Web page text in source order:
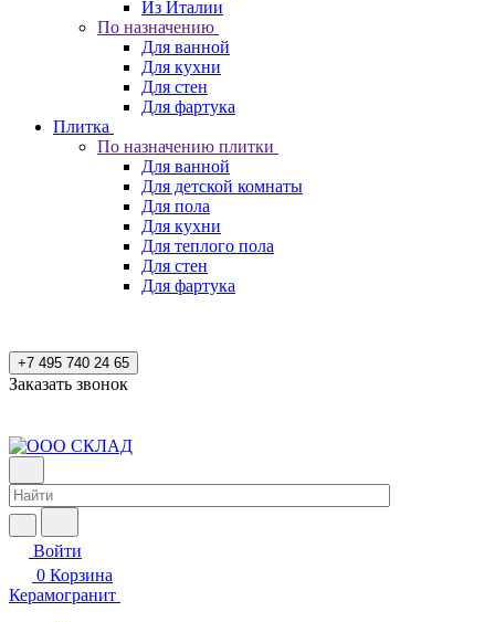
Из Италии
По назначению
Для ванной
Для кухни
Для стен
Для фартука
Плитка
По назначению плитки
Для ванной
Для детской комнаты
Для пола
Для кухни
Для теплого пола
Для стен
Для фартука
+7 495 740 24 65
Заказать звонок
Войти
0 Корзина
Керамогранит